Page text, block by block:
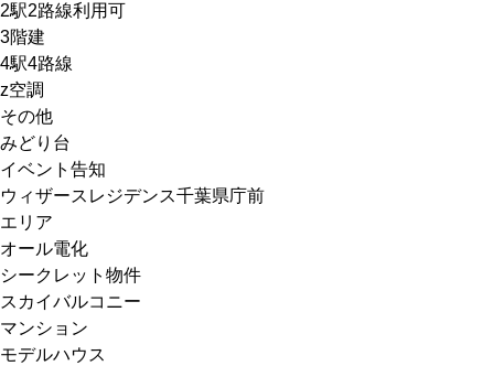
2駅2路線利用可
3階建
4駅4路線
z空調
その他
みどり台
イベント告知
ウィザースレジデンス千葉県庁前
エリア
オール電化
シークレット物件
スカイバルコニー
マンション
モデルハウス